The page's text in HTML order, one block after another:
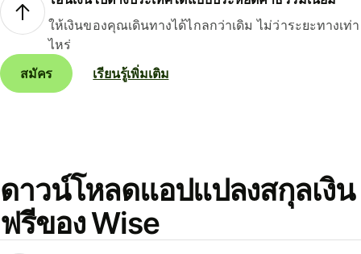
ให้เงินของคุณเดินทางได้ไกลกว่าเดิม ไม่ว่าระยะทางเท่า
ไหร่
สมัคร
เรียนรู้เพิ่มเติม
ดาวน์โหลดแอปแปลงสกุลเงิน
ฟรีของ Wise